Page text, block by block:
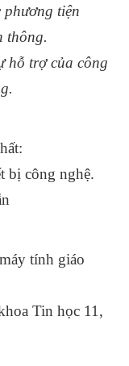
tiện
thông.
hỗ trợ của công
bị công nghệ.
tính giáo
Tin học 11,